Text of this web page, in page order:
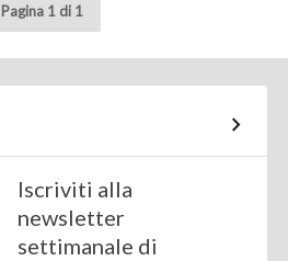
Pagina 1 di 1
Iscriviti alla
newsletter
settimanale di